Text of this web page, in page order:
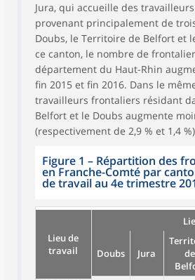
Jura, qui accueille des
provenant principalement de
Doubs, le Territoire de Belfort et
ce canton, le nombre de
département du Haut-Rhin
fin 2015 et fin 2016. Dans le
travailleurs frontaliers résidant
Belfort et le Doubs augmente
(respectivement de 2,9 % et 1,4
Figure 1 – Répartition des
en Franche-Comté par
de travail au 4e trimestre
Lieu de
travail
Doubs Jura
de